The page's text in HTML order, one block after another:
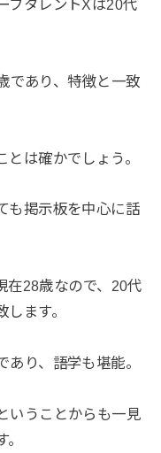
フタレントXは20代
であり、特徴と一致
は確かでしょう。
も掲示板を中心に話
在28歳なので、20代
ます。
り、語学も堪能。
いうことからも一見